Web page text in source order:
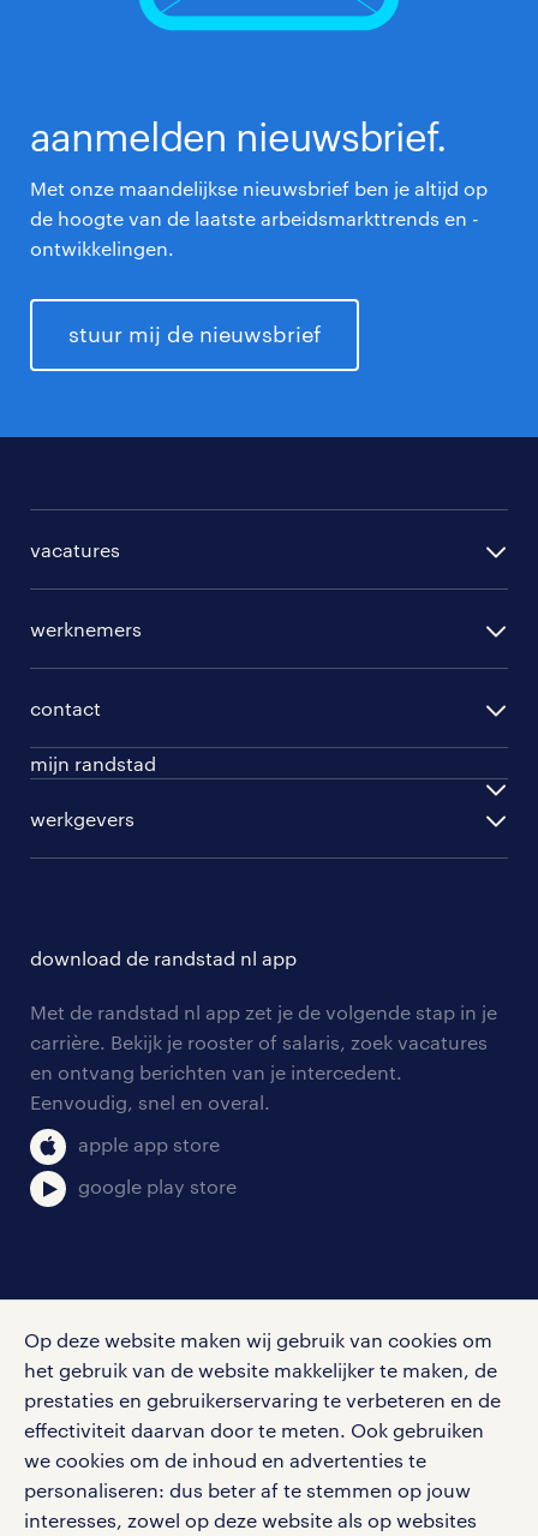
Op deze website maken wij gebruik van cookies om
het gebruik van de website makkelijker te maken, de
prestaties en gebruikerservaring te verbeteren en de
effectiviteit daarvan door te meten. Ook gebruiken
we cookies om de inhoud en advertenties te
personaliseren: dus beter af te stemmen op jouw
interesses, zowel op deze website als op websites
aanmelden nieuwsbrief.
Met onze maandelijkse nieuwsbrief ben je altijd op
de hoogte van de laatste arbeidsmarkttrends en -
ontwikkelingen.
stuur mij de nieuwsbrief
vacatures
per vakgebied
per topwerkgever
werknemers
ontwikkel jezelf
work for ukraine
contact
werknemers
werkgevers
mijn randstad
werkgevers
algemene voorwaarden
download de randstad nl app
Met de randstad nl app zet je de volgende stap in je
carrière. Bekijk je rooster of salaris, zoek vacatures
en ontvang berichten van je intercedent.
Eenvoudig, snel en overal.
apple app store
google play store
Volg ons voor de leukste content omtrent
vacatures, solliciteren en inspiratie.
werken bij randstad